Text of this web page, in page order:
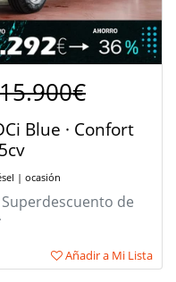
15.900€
Blue · Confort
| ocasión
Superdescuento de
Añadir a Mi Lista